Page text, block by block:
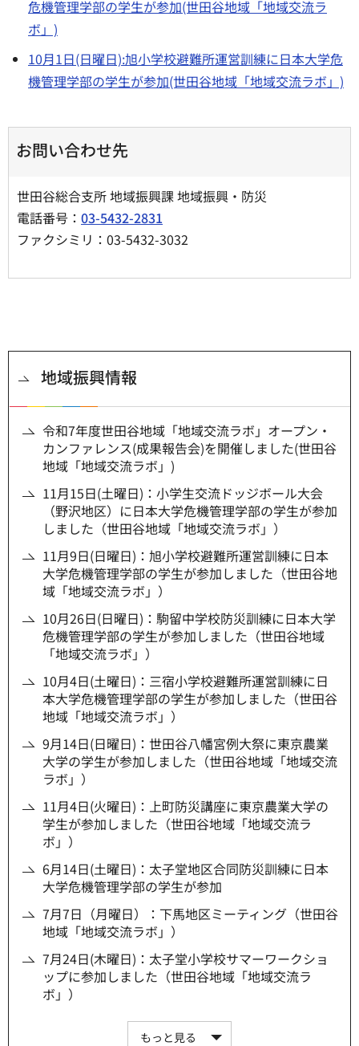
危機管理学部の学生が参加(世田谷地域「地域交流ラ
ボ」)
10月1日(日曜日):旭小学校避難所運営訓練に日本大学危
機管理学部の学生が参加(世田谷地域「地域交流ラボ」)
お問い合わせ先
世田谷総合支所 地域振興課 地域振興・防災
電話番号： 03-5432-2831
ファクシミリ：03-5432-3032
地域振興情報
令和7年度世田谷地域「地域交流ラボ」オープン・
カンファレンス(成果報告会)を開催しました(世田谷
地域「地域交流ラボ」)
11月15日(土曜日)：小学生交流ドッジボール大会
（野沢地区）に日本大学危機管理学部の学生が参加
しました（世田谷地域「地域交流ラボ」）
11月9日(日曜日)：旭小学校避難所運営訓練に日本
大学危機管理学部の学生が参加しました（世田谷地
域「地域交流ラボ」）
10月26日(日曜日)：駒留中学校防災訓練に日本大学
危機管理学部の学生が参加しました（世田谷地域
「地域交流ラボ」）
10月4日(土曜日)：三宿小学校避難所運営訓練に日
本大学危機管理学部の学生が参加しました（世田谷
地域「地域交流ラボ」）
9月14日(日曜日)：世田谷八幡宮例大祭に東京農業
大学の学生が参加しました（世田谷地域「地域交流
ラボ」）
11月4日(火曜日)：上町防災講座に東京農業大学の
学生が参加しました（世田谷地域「地域交流ラ
ボ」）
6月14日(土曜日)：太子堂地区合同防災訓練に日本
大学危機管理学部の学生が参加
7月7日（月曜日）：下馬地区ミーティング（世田谷
地域「地域交流ラボ」）
7月24日(木曜日)：太子堂小学校サマーワークショ
ップに参加しました（世田谷地域「地域交流ラ
ボ」）
もっと見る